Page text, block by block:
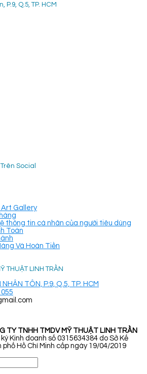
Q.5, TP. HCM
Social
Art Gallery
thông tin cá nhân của người tiêu dùng
Toán
Và Hoàn Tiền
THUẬT LINH TRẦN
TÔN, P.9, Q.5, TP. HCM
TY TNHH TMDV MỸ THUẬT LINH TRẦN
Kinh doanh số 0315634384 do Sở Kế
Hồ Chí Minh cấp ngày 19/04/2019